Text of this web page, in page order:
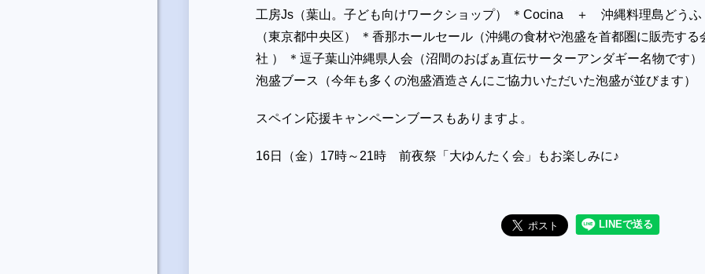
工房Js（葉山。子ども向けワークショップ） ＊Cocina ＋ 沖縄料理島どうふ
（東京都中央区） ＊香那ホールセール（沖縄の食材や泡盛を首都圏に販売する
社 ） ＊逗子葉山沖縄県人会（沼間のおばぁ直伝サーターアンダギー名物です）
泡盛ブース（今年も多くの泡盛酒造さんにご協力いただいた泡盛が並びます）
スペイン応援キャンペーンブースもありますよ。
16日（金）17時～21時 前夜祭「大ゆんたく会」もお楽しみに♪